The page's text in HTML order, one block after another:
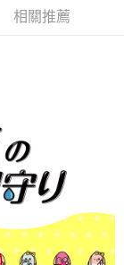
相關推薦